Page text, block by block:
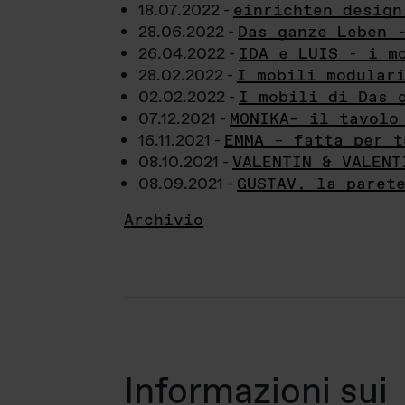
18.07.2022 - einrichten
28.06.2022 - Das ganze
26.04.2022 - IDA e LUIS - i
28.02.2022 - I mobili
02.02.2022 - I mobili di Das
07.12.2021 - MONIKA– il
16.11.2021 - EMMA – fatta
08.10.2021 - VALENTIN &
08.09.2021 - GUSTAV, la
Archivio
Informazioni sui